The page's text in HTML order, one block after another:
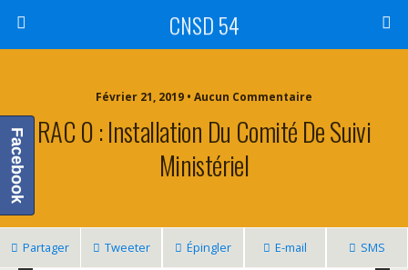
CNSD 54
Février 21, 2019 • Aucun Commentaire
RAC 0 : Installation Du Comité De Suivi
Ministériel
Partager Tweeter Épingler E-mail SMS
Facebook